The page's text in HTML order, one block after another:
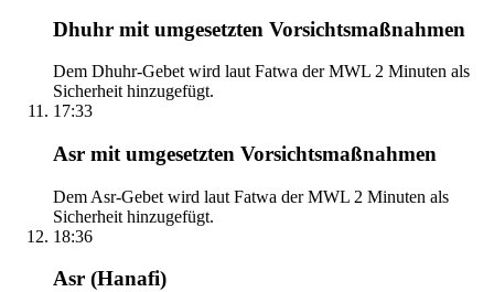
Dhuhr mit umgesetzten Vorsichtsmaßnahmen
Dem Dhuhr-Gebet wird laut Fatwa der MWL 2 Minuten als
Sicherheit hinzugefügt.
17:33
Asr mit umgesetzten Vorsichtsmaßnahmen
Dem Asr-Gebet wird laut Fatwa der MWL 2 Minuten als
Sicherheit hinzugefügt.
18:36
Asr (Hanafi)